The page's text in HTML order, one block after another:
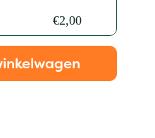
€2,00